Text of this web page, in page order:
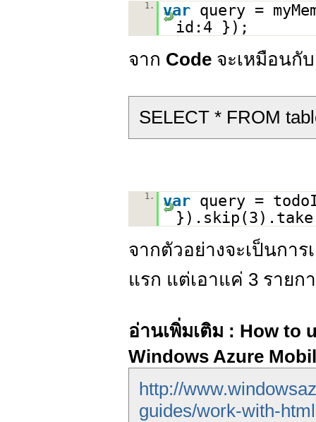
1. var query =
id:4 });
จาก Code จะเหมือนกับ
SELECT * FROM
1. var query =
จากตัวอย่างจะเป็นการ
แรก แต่เอาแค่ 3 รายก
อ่านเพิ่มเติม : How to
Windows Azure
http://
guides/work-with-